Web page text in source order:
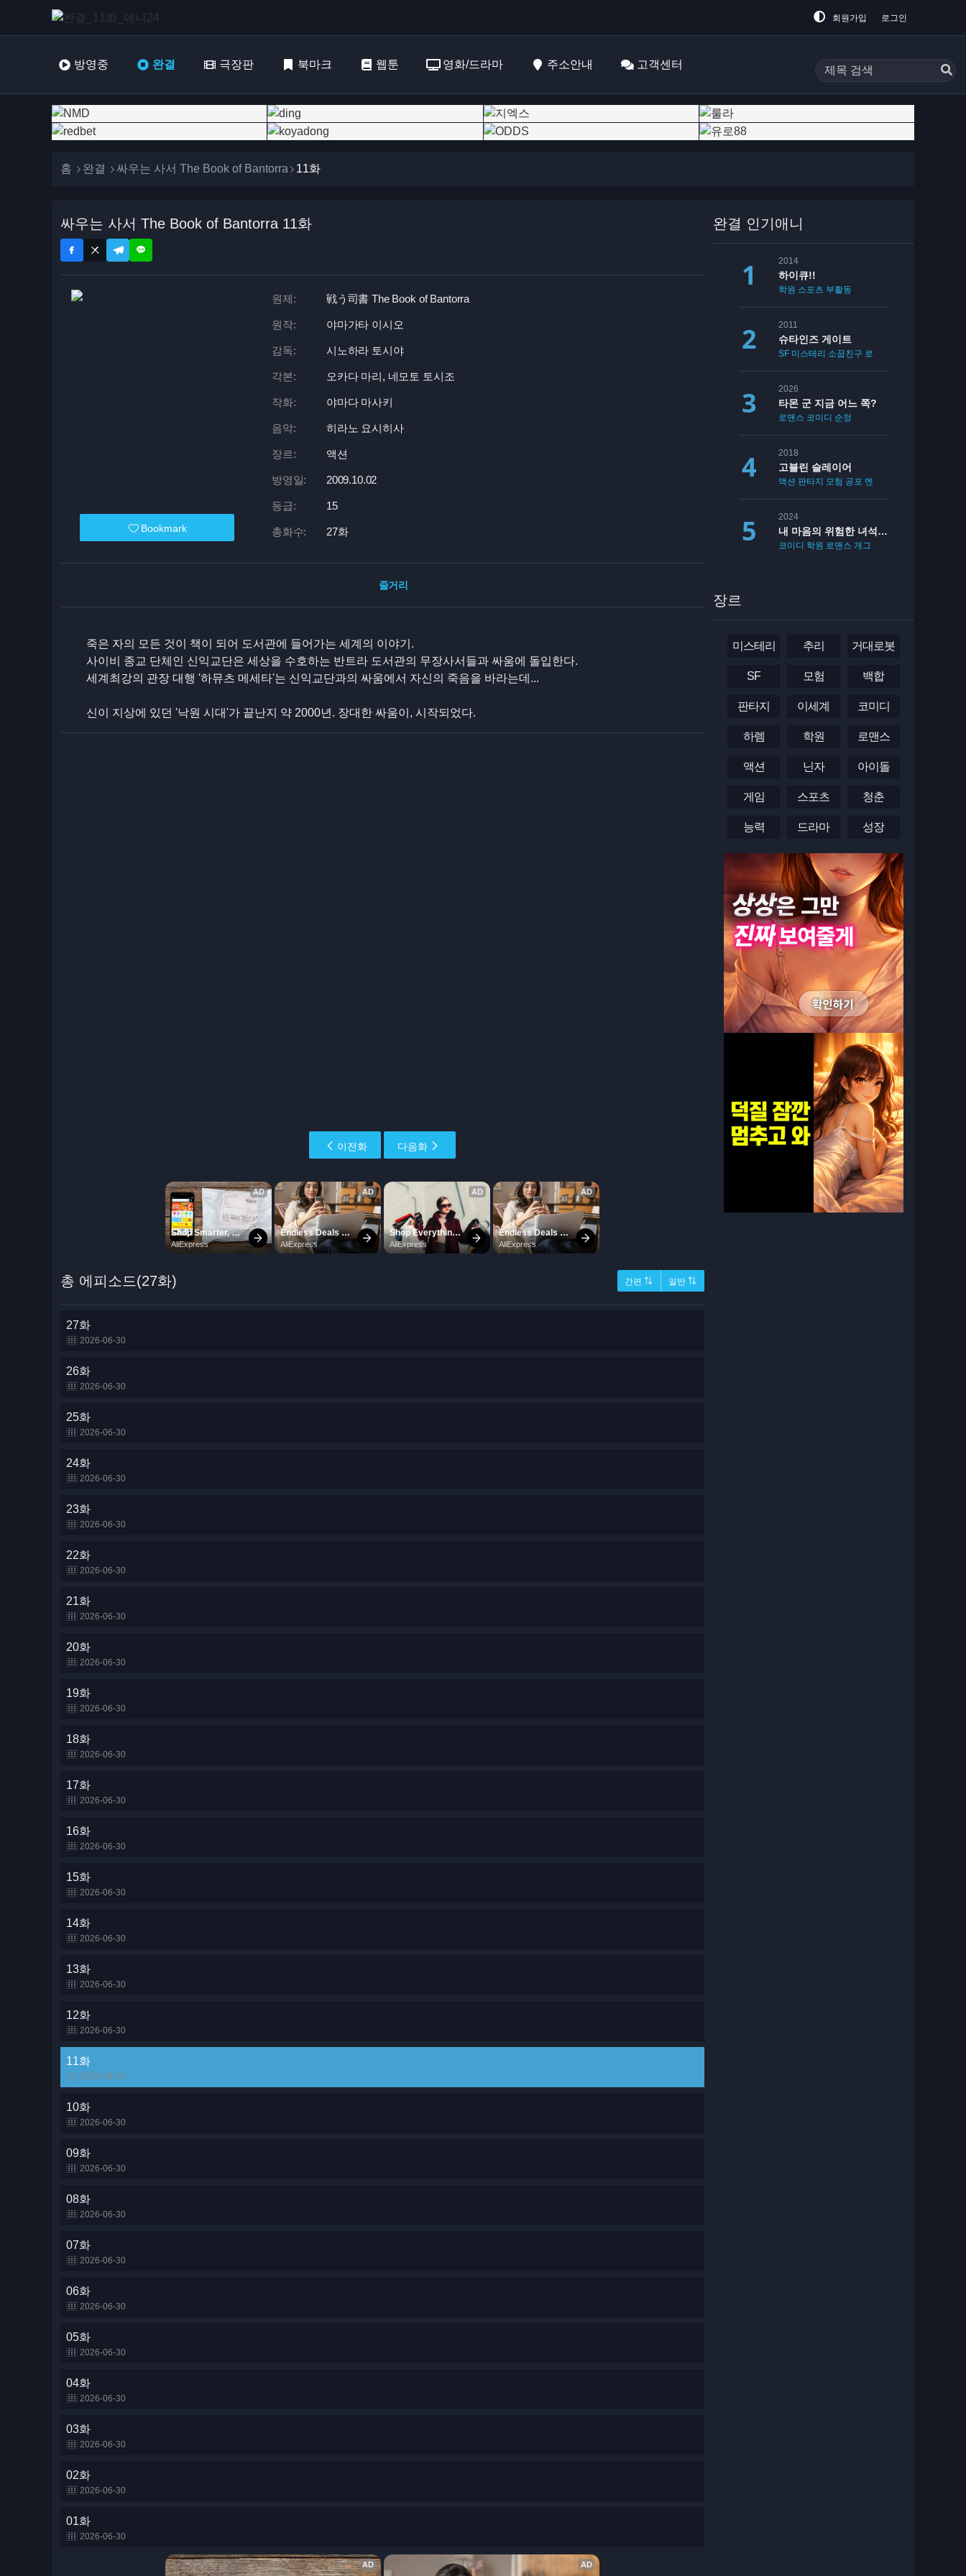
회원가입 로그인
방영중 완결 극장판 북마크 웹툰 영화/드라마 주소안내 고객센터
홈 완결 싸우는 사서 The Book of Bantorra 11화
싸우는 사서 The Book of Bantorra 11화
Bookmark
원제: 戦う司書 The Book of Bantorra
원작: 야마가타 이시오
감독: 시노하라 토시야
각본: 오카다 마리, 네모토 토시조
작화: 야마다 마사키
음악: 히라노 요시히사
장르: 액션
방영일: 2009.10.02
등급: 15
총화수: 27화
줄거리
죽은 자의 모든 것이 책이 되어 도서관에 들어가는 세계의 이야기.
사이비 종교 단체인 신익교단은 세상을 수호하는 반트라 도서관의 무장사서들과 싸움에 돌입한다.
세계최강의 관장 대행 '하뮤츠 메세타'는 신익교단과의 싸움에서 자신의 죽음을 바라는데...
신이 지상에 있던 '낙원 시대'가 끝난지 약 2000년. 장대한 싸움이, 시작되었다.
이전화 다음화
총 에피소드(27화) 간편 ⇅ 일반 ⇅
27화
2026-06-30
26화
2026-06-30
25화
2026-06-30
24화
2026-06-30
23화
2026-06-30
22화
2026-06-30
21화
2026-06-30
20화
2026-06-30
19화
2026-06-30
18화
2026-06-30
17화
2026-06-30
16화
2026-06-30
15화
2026-06-30
14화
2026-06-30
13화
2026-06-30
12화
2026-06-30
11화
2026-06-30
10화
2026-06-30
09화
2026-06-30
08화
2026-06-30
07화
2026-06-30
06화
2026-06-30
05화
2026-06-30
04화
2026-06-30
03화
2026-06-30
02화
2026-06-30
01화
2026-06-30
완결 인기애니
2014
하이큐!!
학원 스포츠 부활동
2011
슈타인즈 게이트
SF 미스테리 소꿉친구 로맨스
2026
타몬 군 지금 어느 쪽?
로맨스 코미디 순정
2018
고블린 슬레이어
액션 판타지 모험 공포 멘붕
2024
내 마음의 위험한 녀석 2기
코미디 학원 로맨스 개그
장르
미스테리 추리 거대로봇
SF 모험 백합
판타지 이세계 코미디
하렘 학원 로맨스
액션 닌자 아이돌
게임 스포츠 청춘
능력 드라마 성장